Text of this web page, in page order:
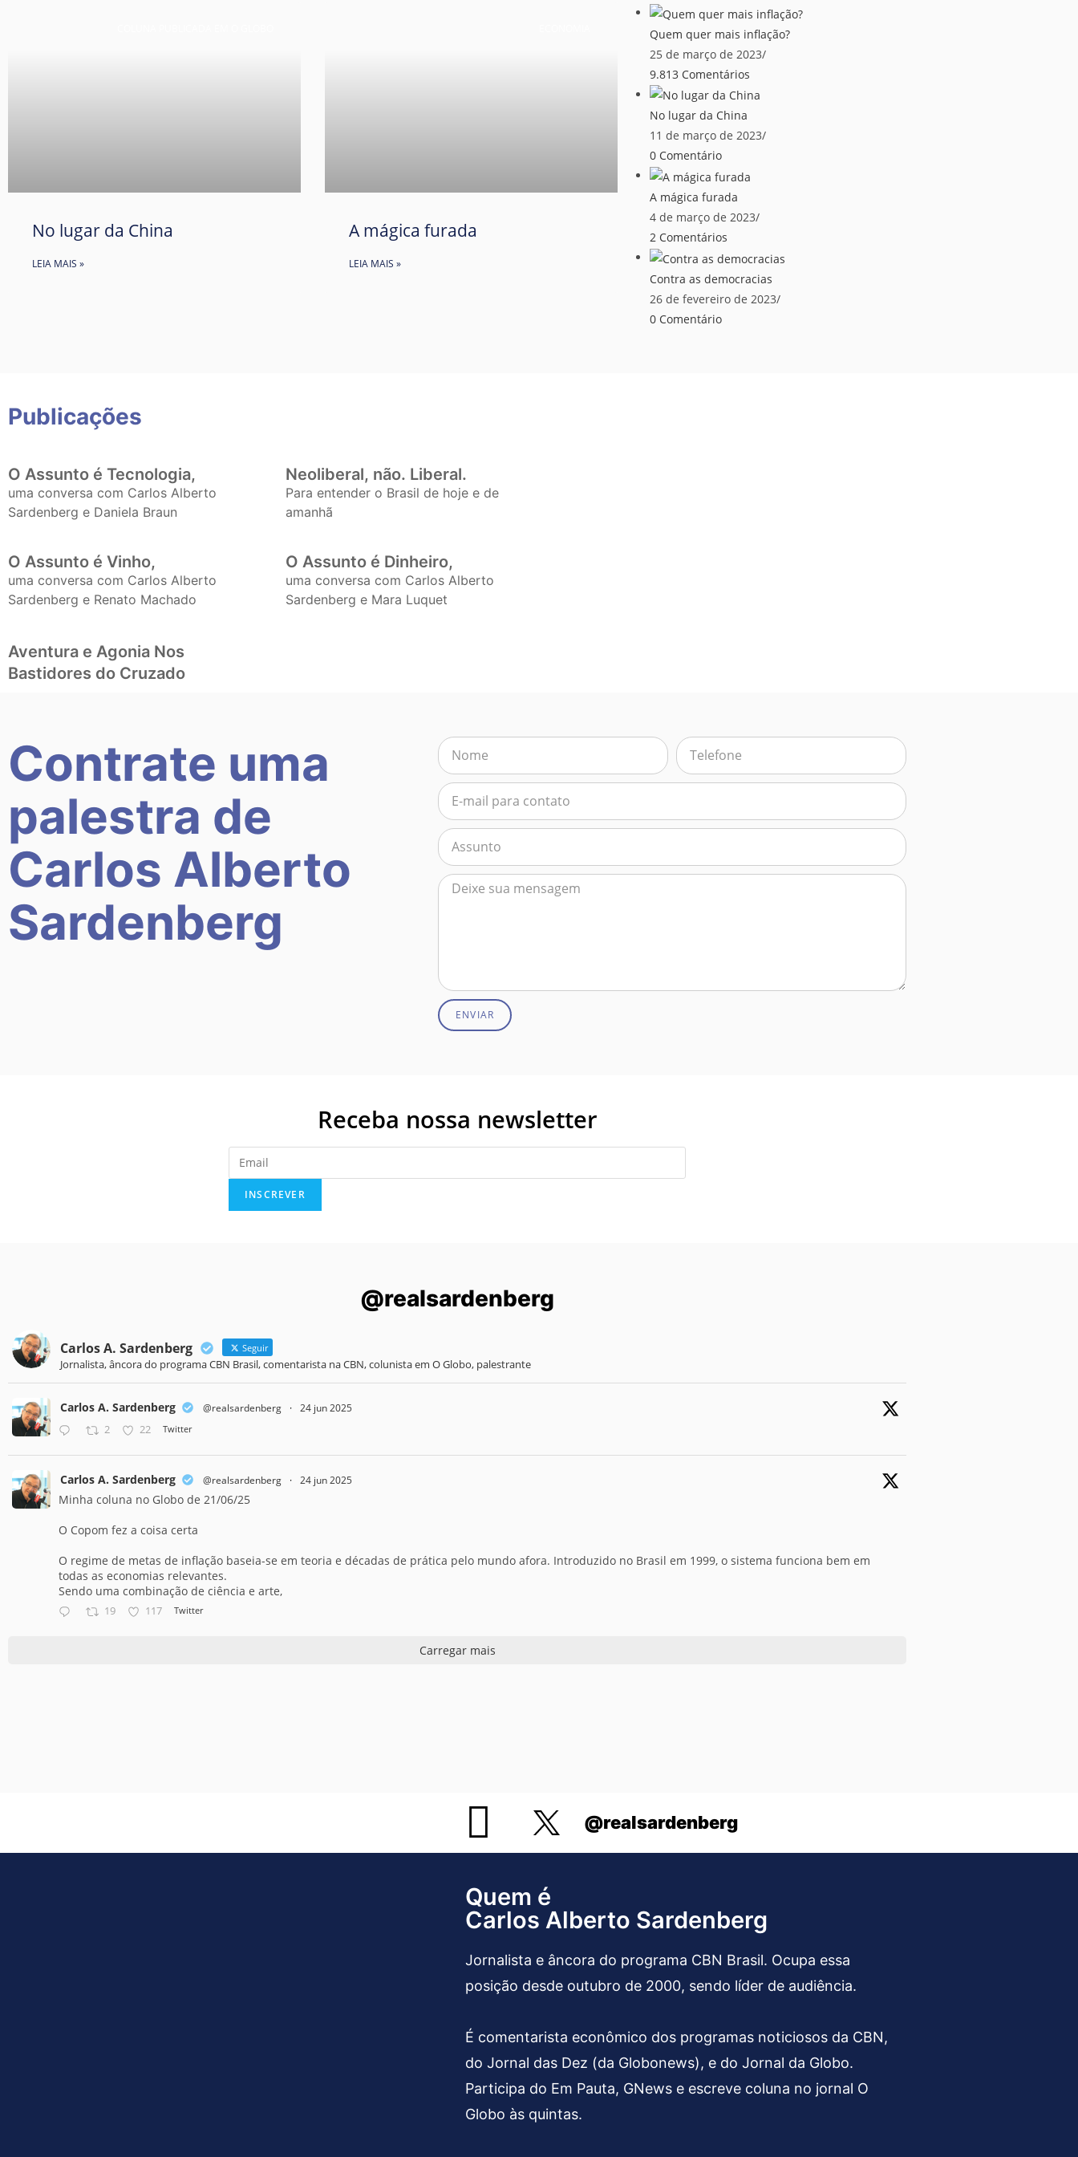
No lugar da China
LEIA MAIS »
A mágica furada
LEIA MAIS »
Quem quer mais inflação?
25 de março de 2023/
9.813 Comentários
No lugar da China
11 de março de 2023/
0 Comentário
A mágica furada
4 de março de 2023/
2 Comentários
Contra as democracias
26 de fevereiro de 2023/
0 Comentário
Publicações
O Assunto é Tecnologia,
uma conversa com Carlos Alberto
Sardenberg e Daniela Braun
Neoliberal, não. Liberal.
Para entender o Brasil de hoje e de
amanhã
O Assunto é Vinho,
uma conversa com Carlos Alberto
Sardenberg e Renato Machado
O Assunto é Dinheiro,
uma conversa com Carlos Alberto
Sardenberg e Mara Luquet
Aventura e Agonia Nos
Bastidores do Cruzado
Contrate uma
palestra de
Carlos Alberto
Sardenberg
ENVIAR
Receba nossa newsletter
@realsardenberg
Carlos A. Sardenberg Seguir
Jornalista, âncora do programa CBN Brasil, comentarista na CBN, colunista em O Globo, palestrante
Carlos A. Sardenberg @realsardenberg · 24 jun 2025
2
22 Twitter
Carlos A. Sardenberg @realsardenberg · 24 jun 2025
Minha coluna no Globo de 21/06/25
O Copom fez a coisa certa
O regime de metas de inflação baseia-se em teoria e décadas de prática pelo mundo afora. Introduzido no Brasil em 1999, o sistema funciona bem em
todas as economias relevantes.
Sendo uma combinação de ciência e arte,
19 117 Twitter
Carregar mais
@realsardenberg
Quem é
Carlos Alberto Sardenberg
Jornalista e âncora do programa CBN Brasil. Ocupa essa
posição desde outubro de 2000, sendo líder de audiência.
É comentarista econômico dos programas noticiosos da CBN,
do Jornal das Dez (da Globonews), e do Jornal da Globo.
Participa do Em Pauta, GNews e escreve coluna no jornal O
Globo às quintas.